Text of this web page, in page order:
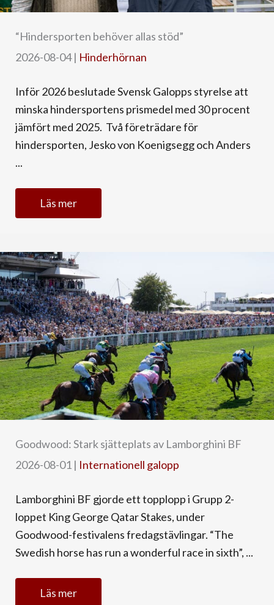
“Hindersporten behöver allas stöd”
2026-08-04| Hinderhörnan
Inför 2026 beslutade Svensk Galopps styrelse att
minska hindersportens prismedel med 30 procent
jämfört med 2025. Två företrädare för
hindersporten, Jesko von Koenigsegg och Anders
...
Läs mer
Goodwood: Stark sjätteplats av Lamborghini BF
2026-08-01 | Internationell galopp
Lamborghini BF gjorde ett topplopp i Grupp 2-
loppet King George Qatar Stakes, under
Goodwood-festivalens fredagstävlingar. “The
Swedish horse has run a wonderful race in sixth”, ...
Läs mer